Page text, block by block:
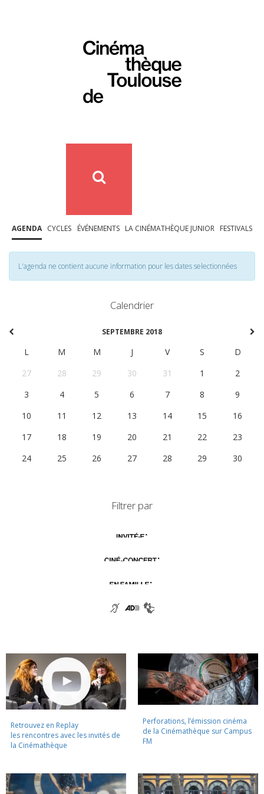
AGENDA CYCLES ÉVÉNEMENTS LA CINÉMATHÈQUE JUNIOR FESTIVALS
L'agenda ne contient aucune information pour les dates selectionnées
Calendrier
SEPTEMBRE 2018
L M M J V S
D
27
28 29 30 31 1
2
3
4 5 6 7 8
9
10
11 12 13 14 15
16
17
18 19 20 21 22
23
24
25 26 27 28 29 30
Filtrer par
Retrouvez en Replay
les rencontres avec les invités de
la Cinémathèque
Perforations, l’émission cinéma
de la Cinémathèque sur Campus
FM